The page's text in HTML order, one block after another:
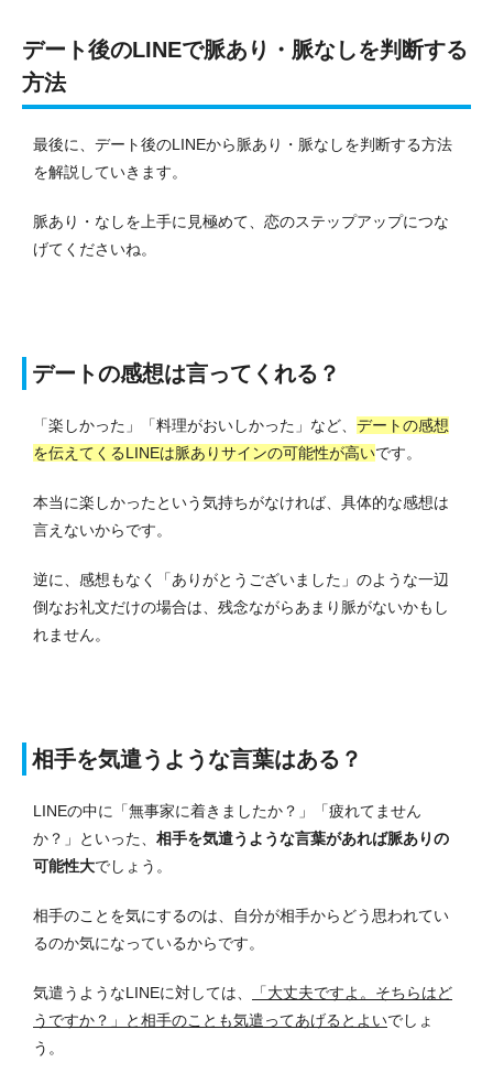
デート後のLINEで脈あり・脈なしを判断する
方法
最後に、デート後のLINEから脈あり・脈なしを判断する方法
を解説していきます。
脈あり・なしを上手に見極めて、恋のステップアップにつな
げてくださいね。
デートの感想は言ってくれる？
「楽しかった」「料理がおいしかった」など、 デートの感想
を伝えてくるLINEは脈ありサインの可能性が高いです。
本当に楽しかったという気持ちがなければ、具体的な感想は
言えないからです。
逆に、感想もなく「ありがとうございました」のような一辺
倒なお礼文だけの場合は、残念ながらあまり脈がないかもし
れません。
相手を気遣うような言葉はある？
LINEの中に「無事家に着きましたか？」「疲れてません
か？」といった、 相手を気遣うような言葉があれば脈ありの
可能性大でしょう。
相手のことを気にするのは、自分が相手からどう思われてい
るのか気になっているからです。
気遣うようなLINEに対しては、
「大丈夫ですよ。そちらはど
うですか？」と相手のことも気遣ってあげるとよいでしょ
う。